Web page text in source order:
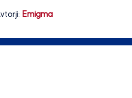
Emigma